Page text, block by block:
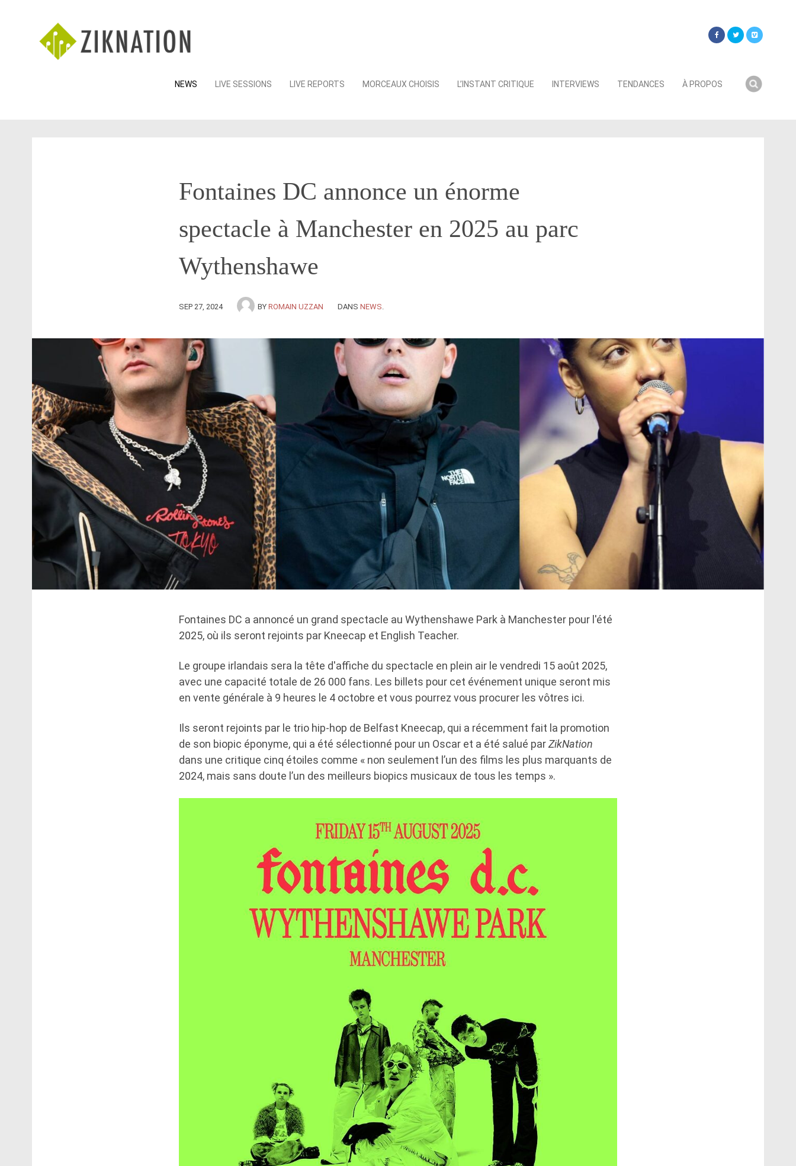
Skip
NEWS LIVE SESSIONS LIVE REPORTS MORCEAUX CHOISIS L’INSTANT CRITIQUE INTERVIEWS TENDANCES À PROPOS
Fontaines DC annonce un énorme
spectacle à Manchester en 2025 au parc
Wythenshawe
SEP 27, 2024 BY ROMAIN UZZAN DANS NEWS
Fontaines DC a annoncé un grand spectacle au Wythenshawe Park à Manchester pour l'été
2025, où ils seront rejoints par Kneecap et English Teacher.
Le groupe irlandais sera la tête d'affiche du spectacle en plein air le vendredi 15 août 2025,
avec une capacité totale de 26 000 fans. Les billets pour cet événement unique seront mis
en vente générale à 9 heures le 4 octobre et vous pourrez vous procurer les vôtres ici.
Ils seront rejoints par le trio hip-hop de Belfast Kneecap, qui a récemment fait la promotion
de son biopic éponyme, qui a été sélectionné pour un Oscar et a été salué parZikNation
dans une critique cinq étoiles comme « non seulement l’un des films les plus marquants de
2024, mais sans doute l’un des meilleurs biopics musicaux de tous les temps ».